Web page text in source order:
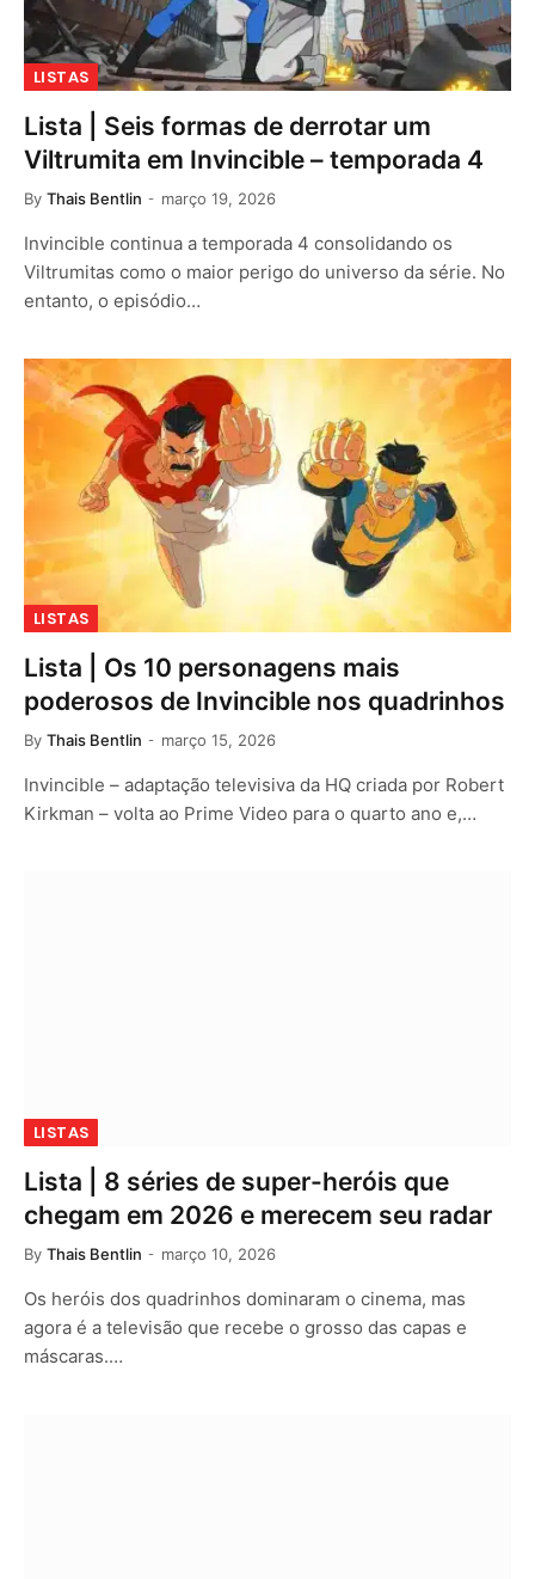
LISTAS
Lista | Seis formas de derrotar um
Viltrumita em Invincible – temporada 4
By Thais Bentlin março 19, 2026
Invincible continua a temporada 4 consolidando os
Viltrumitas como o maior perigo do universo da série. No
entanto, o episódio…
LISTAS
Lista | Os 10 personagens mais
poderosos de Invincible nos quadrinhos
By Thais Bentlin março 15, 2026
Invincible – adaptação televisiva da HQ criada por Robert
Kirkman – volta ao Prime Video para o quarto ano e,…
LISTAS
Lista | 8 séries de super-heróis que
chegam em 2026 e merecem seu radar
By Thais Bentlin março 10, 2026
Os heróis dos quadrinhos dominaram o cinema, mas
agora é a televisão que recebe o grosso das capas e
máscaras.…